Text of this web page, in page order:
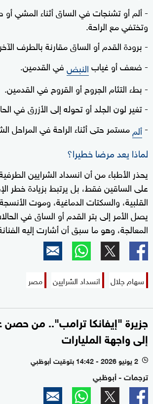
- ألم أو تشنجات في الساق أثناء المشي أو
وتختفي مع الراحة.
- برودة القدم أو الساق مقارنة بالطرف
- ضعف أو غيابالنبضفي القدمين.
- بطء التئام الجروح أو القروح في القدمين.
- تغير لون الجلد أو تحوله إلى الأزرق في
-ألممستمر حتى أثناء الراحة في المراحل
لماذا يعد مرضا خطيرا؟
يحذر الأطباء من أن انسداد الشرايين
على الساقين فقط، بل يرتبط بزيادة خطر
القلبية، والسكتات الدماغية، وموت
يصل الأمر إلى بتر القدم أو الساق في
المعالجة، وهو ما سبق أن أشارت إليه
سهام جلال انسداد الشرايين مصر
جزيرة "إيفانكا ترامب".. من
إلى واجهة المليارات
l 2 يونيو 2026 - 14:42 بتوقيت أبوظبي
ترجمات - أبوظبي